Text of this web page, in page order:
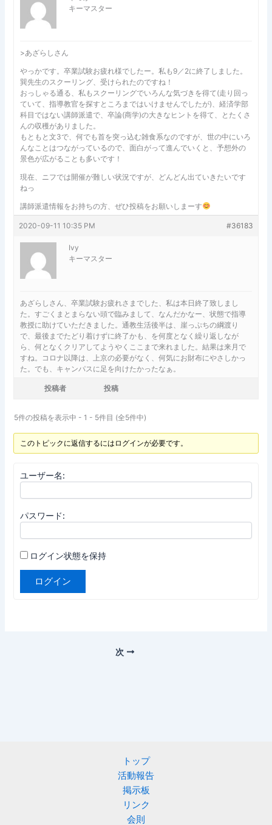
キーマスター
>あざらしさん
やっかです。卒業試験お疲れ様でしたー。私も9／2に終了しました。
巽先生のスクーリング、受けられたのですね！
おっしゃる通る、私もスクーリングでいろんな気づきを得て(走り回っ
ていて、指導教官を探すところまではいけませんでしたが)、経済学部
科目ではない講師派遣で、卒論(商学)の大きなヒントを得て、とたくさ
んの収穫がありました。
もともと文3で、何でも首を突っ込む雑食系なのですが、世の中にいろ
んなことはつながっているので、面白がって進んでいくと、予想外の
景色が広がることも多いです！
現在、ニフでは開催が難しい状況ですが、どんどん出ていきたいです
ねっ
講師派遣情報をお持ちの方、ぜひ投稿をお願いしまーす
2020-09-11 10:35 PM #36183
Ivy
キーマスター
あざらしさん、卒業試験お疲れさまでした、私は本日終了致しまし
た。すごくまとまらない頭で臨みまして、なんだかなー、状態で指導
教授に助けていただきました。通教生活後半は、崖っぷちの綱渡り
で、最後までたどり着けずに終了かも、を何度となく繰り返しなが
ら、何となくクリアしてようやくここまで来れました。結果は来月で
すね。コロナ以降は、上京の必要がなく、何気にお財布にやさしかっ
た。でも、キャンパスに足を向けたかったなぁ。
投稿者 投稿
5件の投稿を表示中 - 1 - 5件目 (全5件中)
このトピックに返信するにはログインが必要です。
ユーザー名:
パスワード:
ログイン状態を保持
ログイン
次
トップ
活動報告
掲示板
リンク
会則